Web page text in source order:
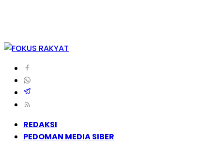
REDAKSI
PEDOMAN MEDIA SIBER